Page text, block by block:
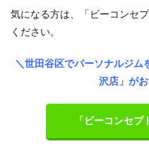
気になる方は、「ビーコンセ
ください。
＼世田谷区でパーソナルジム
沢店」が
「ビーコンセ